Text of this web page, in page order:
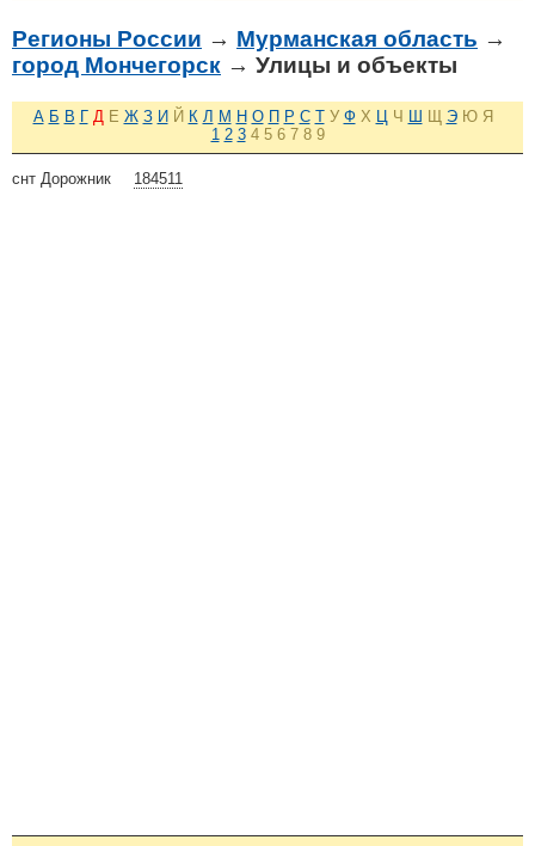
Регионы России → Мурманская область →
город Мончегорск → Улицы и объекты
А Б В Г Д Е Ж З И Й К Л М Н О П Р С Т У Ф Х Ц Ч Ш Щ Э Ю Я
1 2 3 4 5 6 7 8 9
184511
снт Дорожник